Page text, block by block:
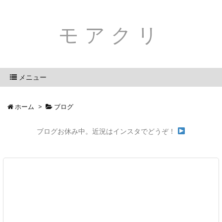
モアクリ
メニュー
ホーム > ブログ
ブログお休み中。近況はインスタでどうぞ！